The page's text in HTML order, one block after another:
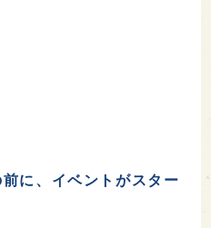
に、イベントがスター